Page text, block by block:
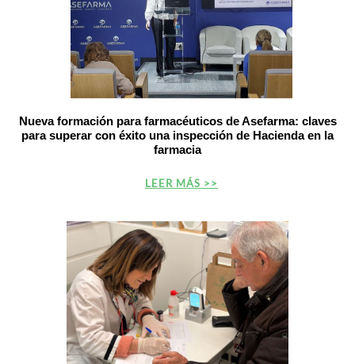
Nueva formación para farmacéuticos de Asefarma: claves
para superar con éxito una inspección de Hacienda en la
farmacia
LEER MÁS >>